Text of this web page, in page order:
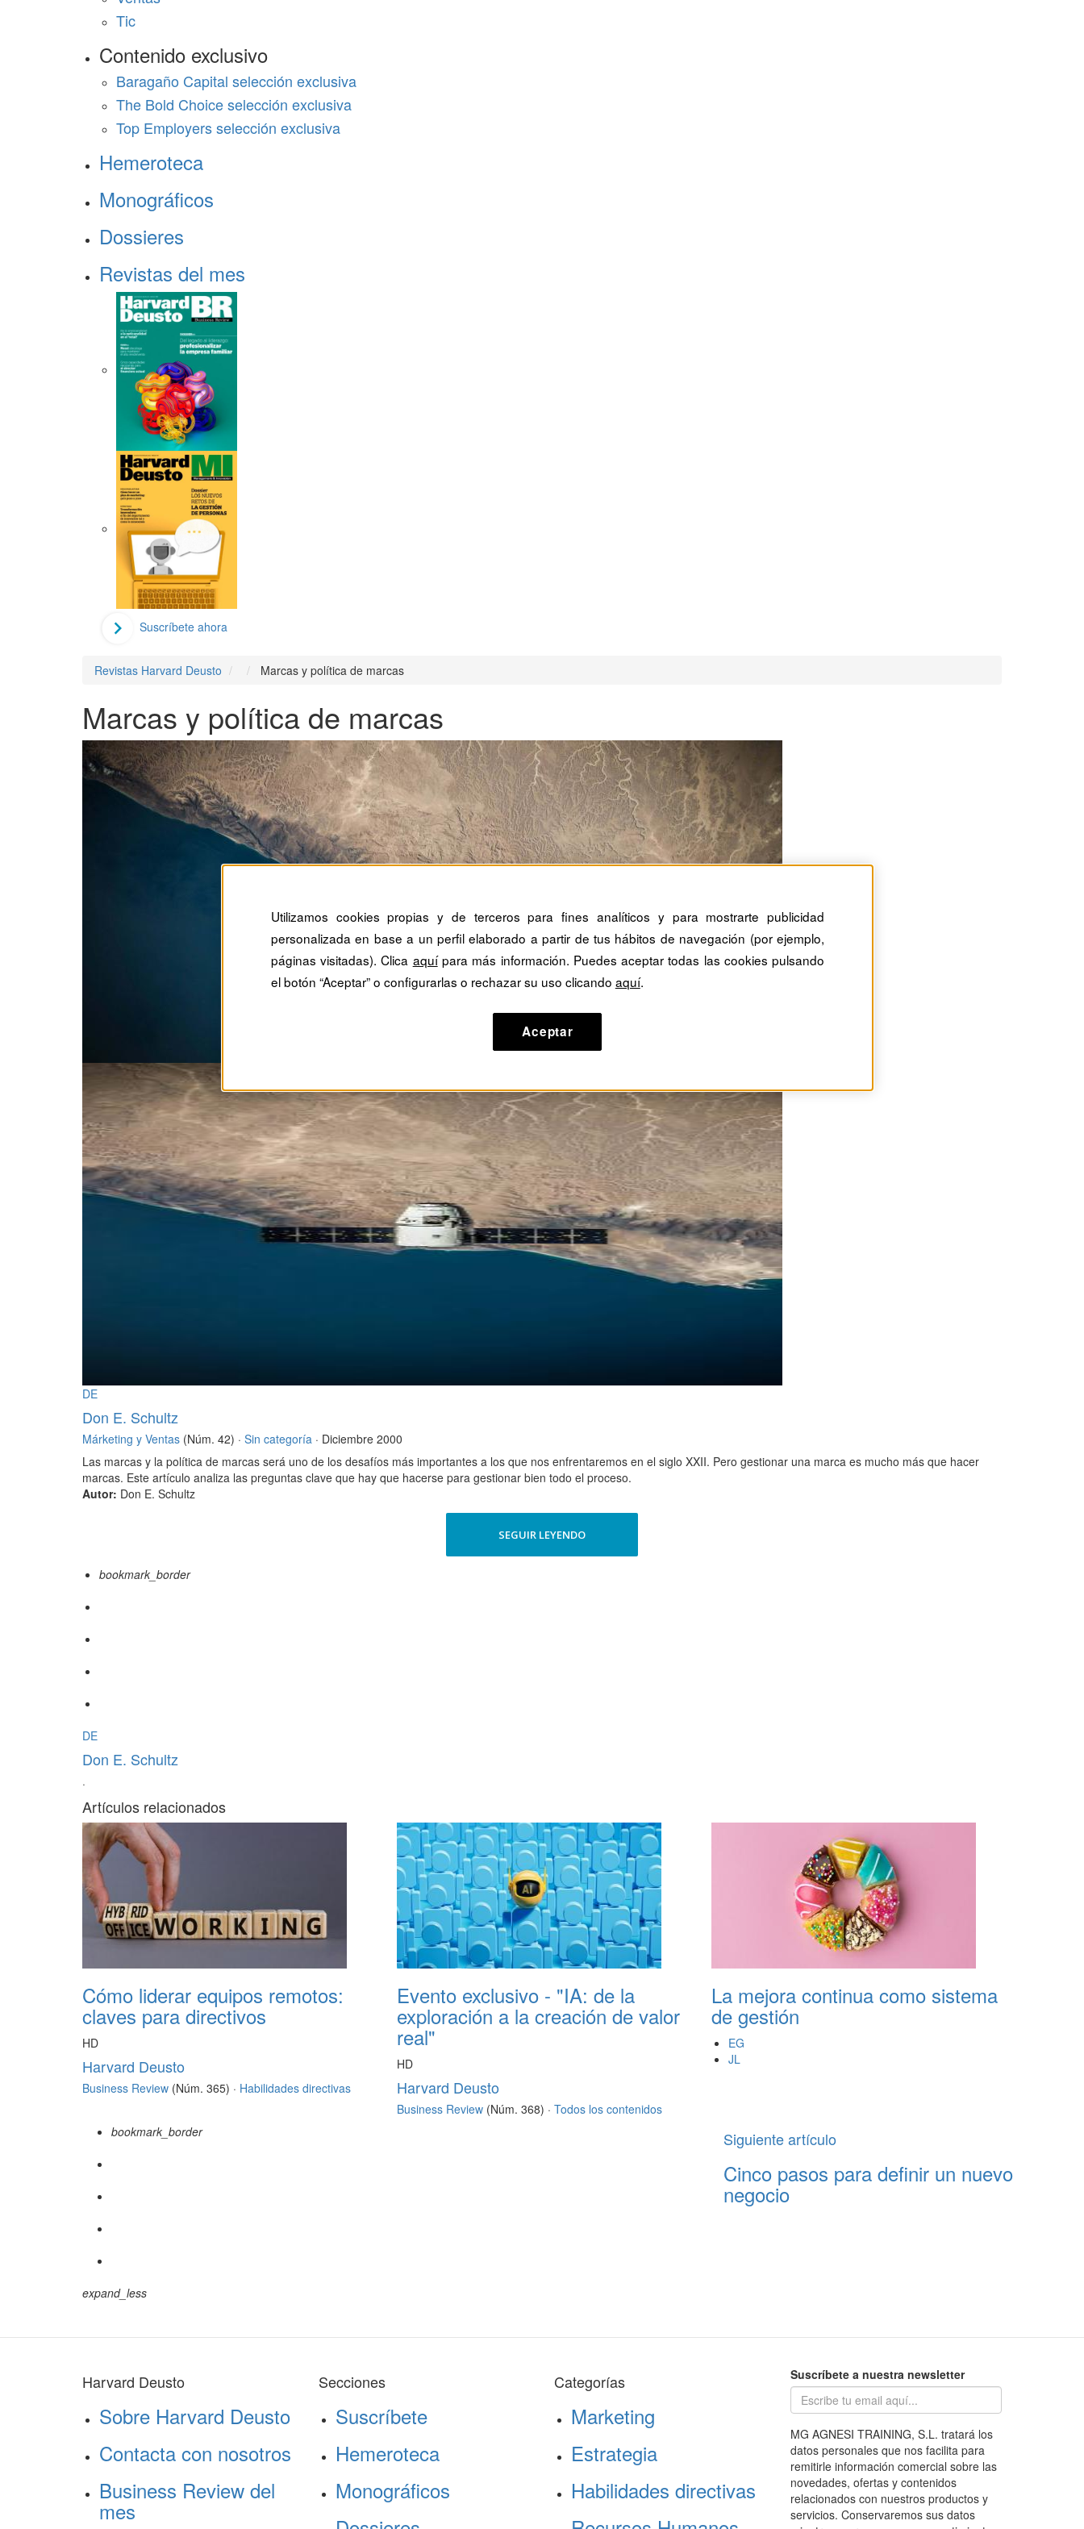
Tic
Contenido exclusivo
Baragaño Capital selección exclusiva
The Bold Choice selección exclusiva
Top Employers selección exclusiva
Hemeroteca
Monográficos
Dossieres
Revistas del mes
Suscríbete ahora
Revistas Harvard Deusto Marcas y política de marcas
Marcas y política de marcas
DE
Don E. Schultz
Márketing y Ventas (Núm. 42) · Sin categoría · Diciembre 2000
Las marcas y la política de marcas será uno de los desafíos más importantes a los que nos enfrentaremos en el siglo XXII. Pero gestionar una marca es mucho más que hacer
marcas. Este artículo analiza las preguntas clave que hay que hacerse para gestionar bien todo el proceso.
Autor: Don E. Schultz
SEGUIR LEYENDO
bookmark_border
DE
Don E. Schultz
·
Artículos relacionados
Cómo liderar equipos remotos:
claves para directivos
HD
Harvard Deusto
Business Review (Núm. 365) · Habilidades directivas
Evento exclusivo - "IA: de la
exploración a la creación de valor
real"
HD
Harvard Deusto
Business Review (Núm. 368) · Todos los contenidos
La mejora continua como sistema
de gestión
EG
JL
bookmark_border Siguiente artículo
Cinco pasos para definir un nuevo
negocio
expand_less
Harvard Deusto
Sobre Harvard Deusto
Contacta con nosotros
Business Review del
mes
Secciones
Suscríbete
Hemeroteca
Monográficos
Categorías
Marketing
Estrategia
Habilidades directivas
Suscríbete a nuestra newsletter
MG AGNESI TRAINING, S.L. tratará los
datos personales que nos facilita para
remitirle información comercial sobre las
novedades, ofertas y contenidos
relacionados con nuestros productos y
servicios. Conservaremos sus datos
Utilizamos cookies propias y de terceros para fines analíticos y para mostrarte publicidad
personalizada en base a un perfil elaborado a partir de tus hábitos de navegación (por ejemplo,
páginas visitadas). Clica aquípara más información. Puedes aceptar todas las cookies pulsando
el botón “Aceptar” o configurarlas o rechazar su uso clicando aquí.
Aceptar